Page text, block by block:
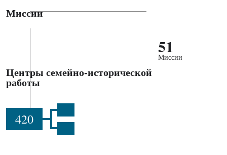
Миссии
51
Миссии
Центры семейно-исторической
работы
420